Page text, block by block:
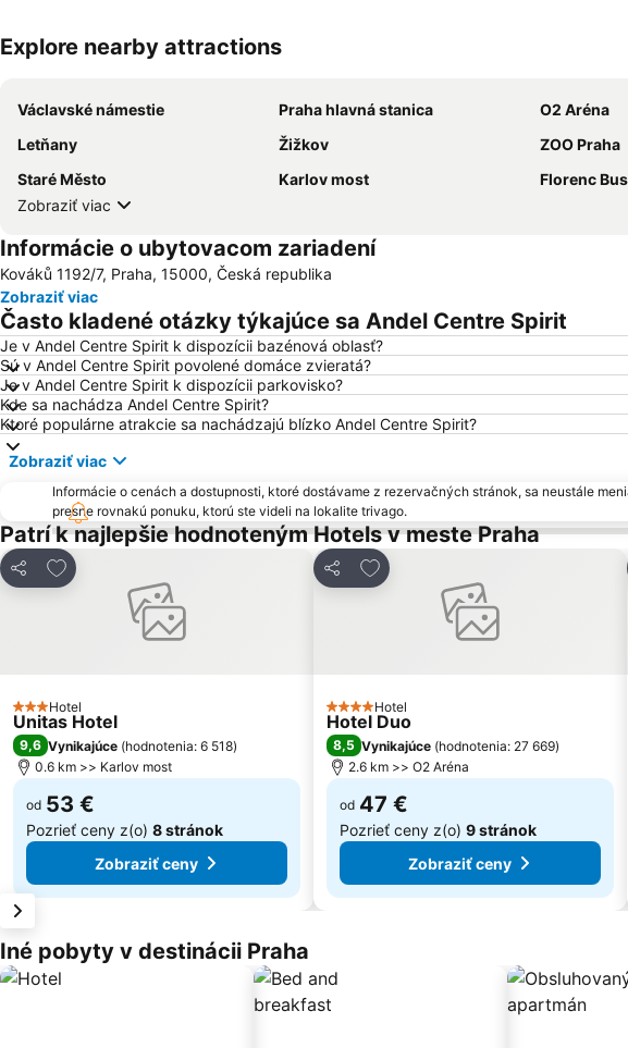
Explore nearby attractions
Václavské námestie Praha hlavná stanica O2 Aréna
Letňany
Žižkov ZOO Praha
Staré Město
Karlov most Florenc
Zobraziť viac
Informácie o ubytovacom zariadení
Kováků 1192/7, Praha, 15000, Česká republika
Zobraziť viac
Často kladené otázky týkajúce sa Andel Centre Spirit
Je v Andel Centre Spirit k dispozícii bazénová oblasť?
Sú v Andel Centre Spirit povolené domáce zvieratá?
Je v Andel Centre Spirit k dispozícii parkovisko?
Kde sa nachádza Andel Centre Spirit?
Ktoré populárne atrakcie sa nachádzajú blízko Andel Centre Spirit?
Zobraziť viac
Informácie o cenách a dostupnosti, ktoré dostávame z rezervačných stránok, sa neustále
presne rovnakú ponuku, ktorú ste videli na lokalite trivago.
Patrí k najlepšie hodnoteným Hotels v meste Praha
Zdieľať
Pridať do obľúbených
3 Počet hviezdičiek
Hotel
Unitas Hotel
9,6 Vynikajúce (hodnotenia: 6 518)
0.6 km >> Karlov most
od 53 €
Pozrieť ceny z(o) 8 stránok
Zobraziť ceny
Zdieľať
Pridať do obľúbených
4 Počet hviezdičiek
Hotel
Hotel Duo
8,5 Vynikajúce (hodnotenia: 27 669)
2.6 km >> O2 Aréna
od 47 €
Pozrieť ceny z(o) 9 stránok
Zobraziť ceny
Iné pobyty v destinácii Praha